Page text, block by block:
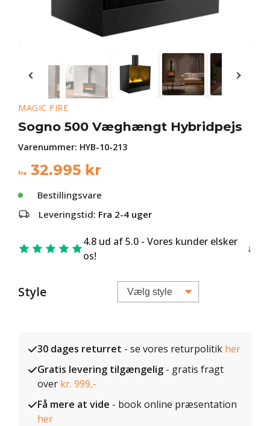
MAGIC FIRE
Sogno 500 Væghængt Hybridpejs
Varenummer: HYB-10-213
fra 32.995 kr
Bestillingsvare
Leveringstid: Fra 2-4 uger
4.8 ud af 5.0 - Vores kunder elsker
os!
Style
30 dages returret - se vores returpolitik her
Gratis levering tilgængelig - gratis fragt
over kr. 999,-
Få mere at vide - book online præsentation
her